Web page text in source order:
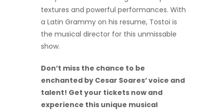
textures and powerful performances. With
a Latin Grammy on his resume, Tostoi is
the musical director for this unmissable
show.
Don’t miss the chance to be
enchanted by Cesar Soares’ voice and
talent! Get your tickets now and
experience this unique musical